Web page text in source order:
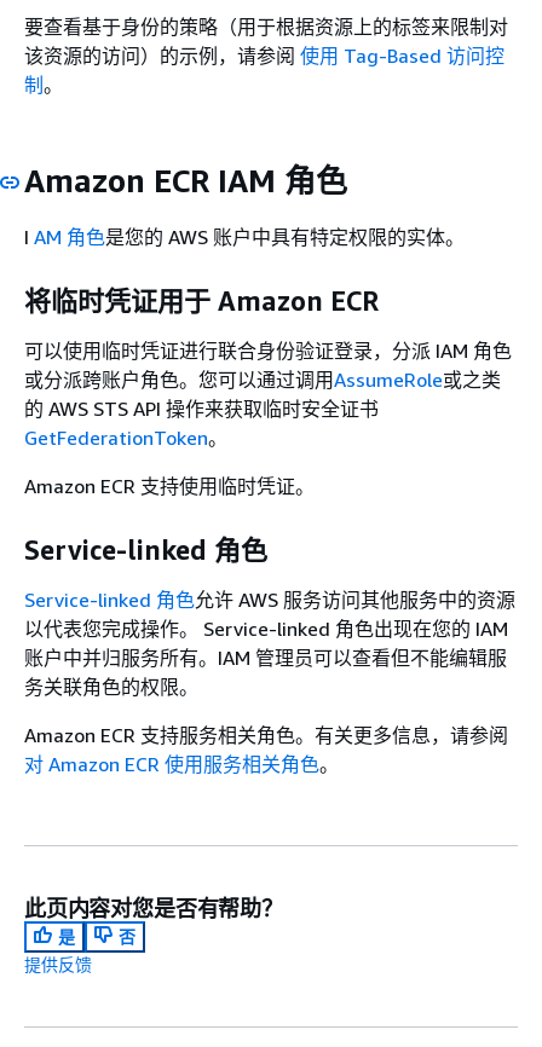
要查看基于身份的策略（用于根据资源上的标签来限制对
该资源的访问）的示例，请参阅 使用 Tag-Based 访问控
制。
Amazon ECR IAM 角色
I AM 角色是您的 AWS 账户中具有特定权限的实体。
将临时凭证用于 Amazon ECR
可以使用临时凭证进行联合身份验证登录，分派 IAM 角色
或分派跨账户角色。您可以通过调用AssumeRole或之类
的 AWS STS API 操作来获取临时安全证书
GetFederationToken。
Amazon ECR 支持使用临时凭证。
Service-linked 角色
Service-linked 角色允许 AWS 服务访问其他服务中的资源
以代表您完成操作。 Service-linked 角色出现在您的 IAM
账户中并归服务所有。IAM 管理员可以查看但不能编辑服
务关联角色的权限。
Amazon ECR 支持服务相关角色。有关更多信息，请参阅
对 Amazon ECR 使用服务相关角色。
此页内容对您是否有帮助？
是
否
提供反馈